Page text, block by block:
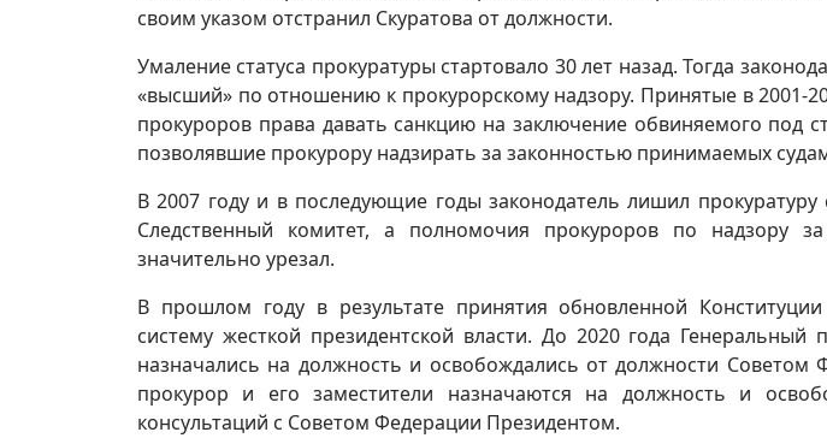
своим указом отстранил Скуратова от должности.
Умаление статуса прокуратуры стартовало 30 лет назад. Тогда
«высший» по отношению к прокурорскому надзору. Принятые в 2001-
прокуроров права давать санкцию на заключение обвиняемого под
позволявшие прокурору надзирать за законностью принимаемых
В 2007 году и в последующие годы законодатель лишил прокуратуру
Следственный комитет, а полномочия прокуроров по надзору
значительно урезал.
В прошлом году в результате принятия обновленной
систему жесткой президентской власти. До 2020 года
назначались на должность и освобождались от должности Советом
прокурор и его заместители назначаются на должность и
консультаций с Советом Федерации Президентом.